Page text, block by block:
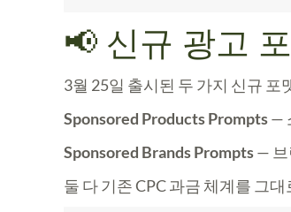
📢 신규 광고
3월 25일 출시된 두 가지 신규 포
Sponsored Products Prompts—
Sponsored Brands Prompts— 브
둘 다 기존 CPC 과금 체계를 그